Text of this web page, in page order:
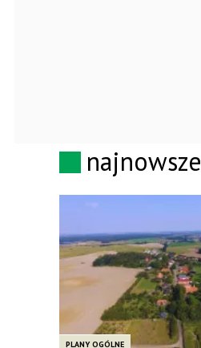
najnowsze
PLANY OGÓLNE